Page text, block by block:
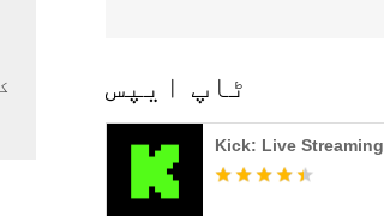
ٹاپ ایپس
Kick: Live Streaming